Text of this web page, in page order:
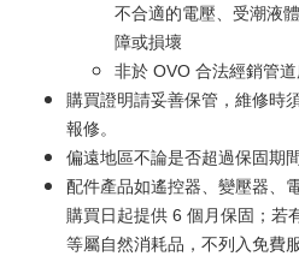
不合適的電壓、受潮液
障或損壞
非於 OVO 合法經銷管道
購買證明請妥善保管，維修時
報修。
偏遠地區不論是否超過保固期
配件產品如遙控器、變壓器、
購買日起提供 6 個月保固；若
等屬自然消耗品，不列入免費